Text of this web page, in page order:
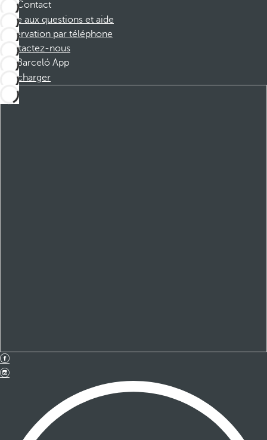
Contact
Foire aux questions et aide
Réservation par téléphone
Contactez-nous
Barceló App
Télécharger